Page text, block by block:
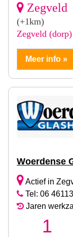
Zegveld
(+1km)
Zegveld (dorp)
Meer info »
Woerdense
Actief in
Tel: 06
Jaren
1